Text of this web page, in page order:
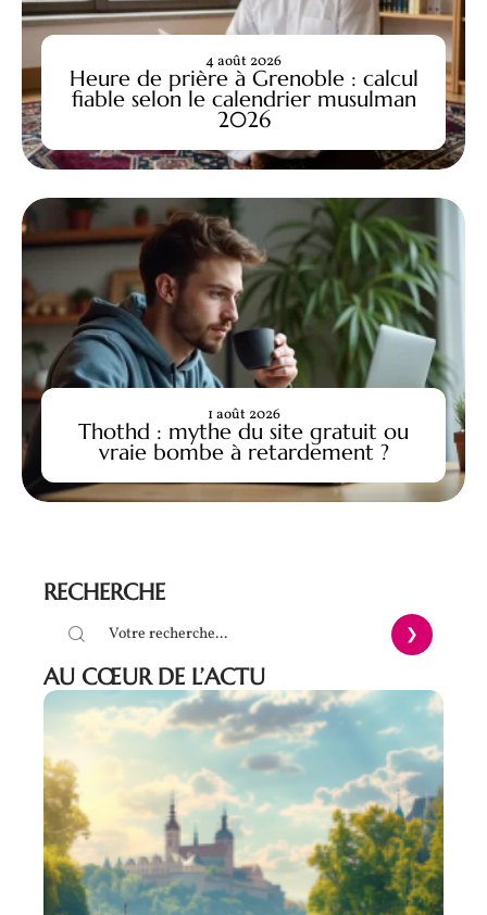
Heure de prière à Grenoble : calcul
fiable selon le calendrier musulman
2026
4 août 2026
Thothd : mythe du site gratuit ou
vraie bombe à retardement ?
1 août 2026
RECHERCHE
AU CŒUR DE L’ACTU